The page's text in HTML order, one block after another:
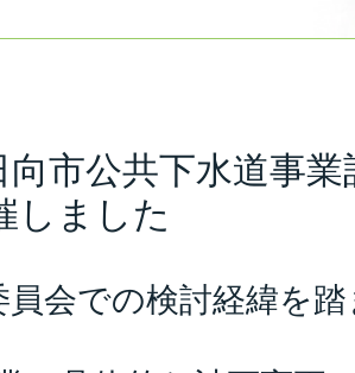
向市公共下水道事
しました
会での検討経緯を踏